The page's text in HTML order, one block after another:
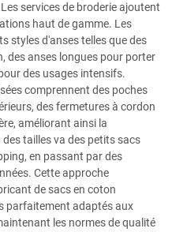
services de broderie ajoutent
haut de gamme. Les
styles d'anses telles que des
des anses longues pour porter
des usages intensifs.
comprennent des poches
des fermetures à cordon
améliorant ainsi la
tailles va des petits sacs
en passant par des
Cette approche
de sacs en coton
parfaitement adaptés aux
les normes de qualité